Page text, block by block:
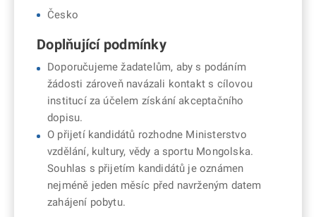
Česko
Doplňující podmínky
Doporučujeme žadatelům, aby s podáním
žádosti zároveň navázali kontakt s cílovou
institucí za účelem získání akceptačního
dopisu.
O přijetí kandidátů rozhodne Ministerstvo
vzdělání, kultury, vědy a sportu Mongolska.
Souhlas s přijetím kandidátů je oznámen
nejméně jeden měsíc před navrženým datem
zahájení pobytu.